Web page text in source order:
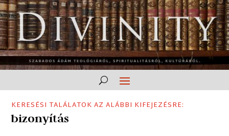
KERESÉSI TALÁLATOK AZ ALÁBBI KIFEJEZÉSRE:
bizonyítás